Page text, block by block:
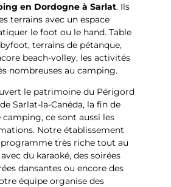
en Dordogne à Sarlat. Ils
terrains avec un espace
le foot ou le hand. Table
terrains de pétanque,
beach-volley, les activités
nombreuses au camping.
le patrimoine du Périgord
Sarlat-la-Canéda, la fin de
camping, ce sont aussi les
Notre établissement
très riche tout au
du karaoké, des soirées
dansantes ou encore des
équipe organise des